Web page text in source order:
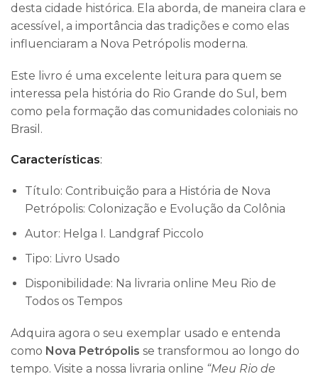
desta cidade histórica. Ela aborda, de maneira clara e
acessível, a importância das tradições e como elas
influenciaram a Nova Petrópolis moderna.
Este livro é uma excelente leitura para quem se
interessa pela história do Rio Grande do Sul, bem
como pela formação das comunidades coloniais no
Brasil.
Características:
Título: Contribuição para a História de Nova
Petrópolis: Colonização e Evolução da Colônia
Autor: Helga I. Landgraf Piccolo
Tipo: Livro Usado
Disponibilidade: Na livraria online Meu Rio de
Todos os Tempos
Adquira agora o seu exemplar usado e entenda
como Nova Petrópolis se transformou ao longo do
tempo. Visite a nossa livraria online “Meu Rio de